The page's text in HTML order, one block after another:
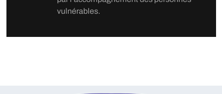
vulnérables.